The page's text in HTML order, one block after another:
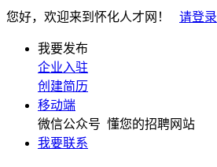
您好，欢迎来到怀化人才网！ 请登录
我要发布
企业入驻
创建简历
移动端
微信公众号 懂您的招聘网站
我要联系